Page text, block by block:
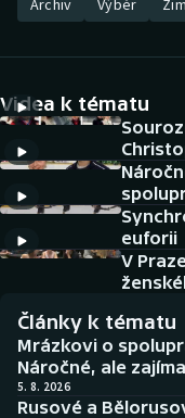
Atletika
DALŠÍ SPORTY
Americký fotbal
Baseball a softbal
Biatlon
Boby a skeleton
NEPŘEHLÉDNĚTE
Historické návraty
Aplikace ČT sport
AZ kvíz
Archiv Výběr
Videa k tématu
euforii
V
Články k tématu
Mrázkovi o
Náročné, ale
5. 8. 2026
Rusové a